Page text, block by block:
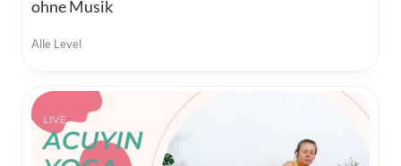
ohne Musik
Alle Level